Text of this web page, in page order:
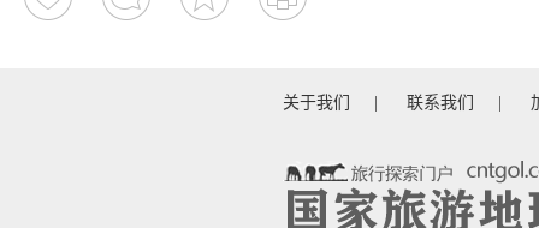
关于我们 联系我们